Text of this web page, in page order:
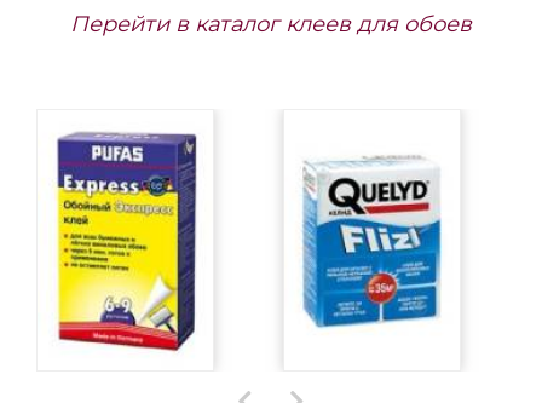
Перейти в каталог клеев для обоев